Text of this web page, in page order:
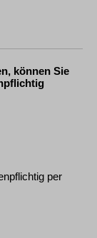
können Sie
per